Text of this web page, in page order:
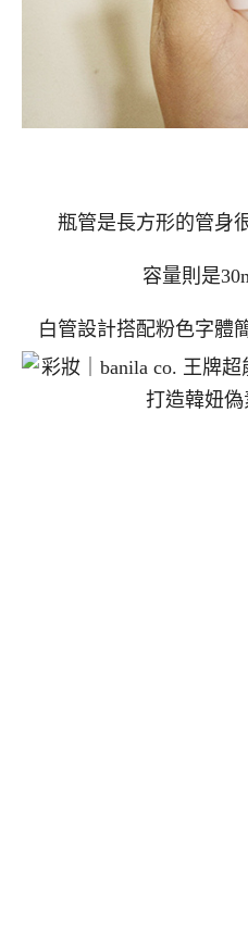
瓶管是長方形的管身
容量則是
白管設計搭配粉色字體